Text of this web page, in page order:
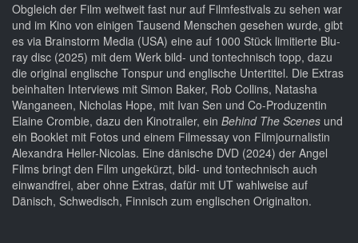
Obgleich der Film weltweit fast nur auf Filmfestivals zu sehen war
und im Kino von einigen Tausend Menschen gesehen wurde, gibt
es via Brainstorm Media (USA) eine auf 1000 Stück limitierte Blu-
ray disc (2025) mit dem Werk bild- und tontechnisch topp, dazu
die original englische Tonspur und englische Untertitel. Die Extras
beinhalten Interviews mit Simon Baker, Rob Collins, Natasha
Wanganeen, Nicholas Hope, mit Ivan Sen und Co-Produzentin
Elaine Crombie, dazu den Kinotrailer, ein Behind The Scenes und
ein Booklet mit Fotos und einem Filmessay von Filmjournalistin
Alexandra Heller-Nicolas. Eine dänische DVD (2024) der Angel
Films bringt den Film ungekürzt, bild- und tontechnisch auch
einwandfrei, aber ohne Extras, dafür mit UT wahlweise auf
Dänisch, Schwedisch, Finnisch zum englischen Originalton.